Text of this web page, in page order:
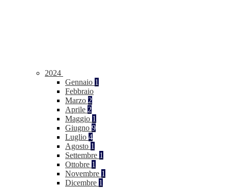
2024
Gennaio 1
Febbraio
Marzo 2
Aprile 2
Maggio 1
Giugno 9
Luglio 4
Agosto 1
Settembre 1
Ottobre 1
Novembre 1
Dicembre 1